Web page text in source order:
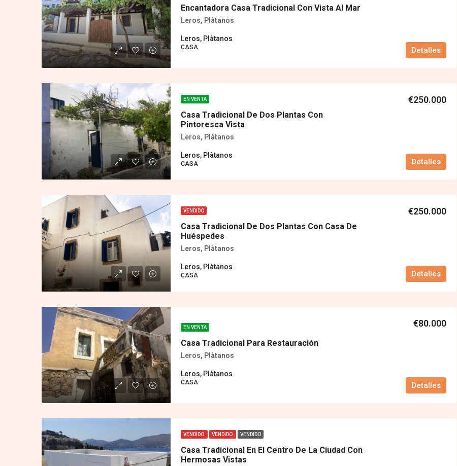
Encantadora Casa Tradicional Con Vista Al Mar
Leros, Plàtanos
Leros, Plàtanos
CASA Detalles
EN VENTA
Casa Tradicional De Dos Plantas Con
Pintoresca Vista
€250.000
Leros, Plàtanos
Leros, Plàtanos
CASA Detalles
VENDIDO
Casa Tradicional De Dos Plantas Con Casa De
Huéspedes
€250.000
Leros, Plàtanos
Leros, Plàtanos
CASA Detalles
EN VENTA
Casa Tradicional Para Restauración
€80.000
Leros, Plàtanos
Leros, Plàtanos
CASA Detalles
VENDIDO VENDIDO VENDIDO
Casa Tradicional En El Centro De La Ciudad Con
Hermosas Vistas